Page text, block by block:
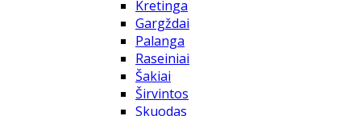
Kretinga
Gargždai
Palanga
Raseiniai
Šakiai
Širvintos
Skuodas